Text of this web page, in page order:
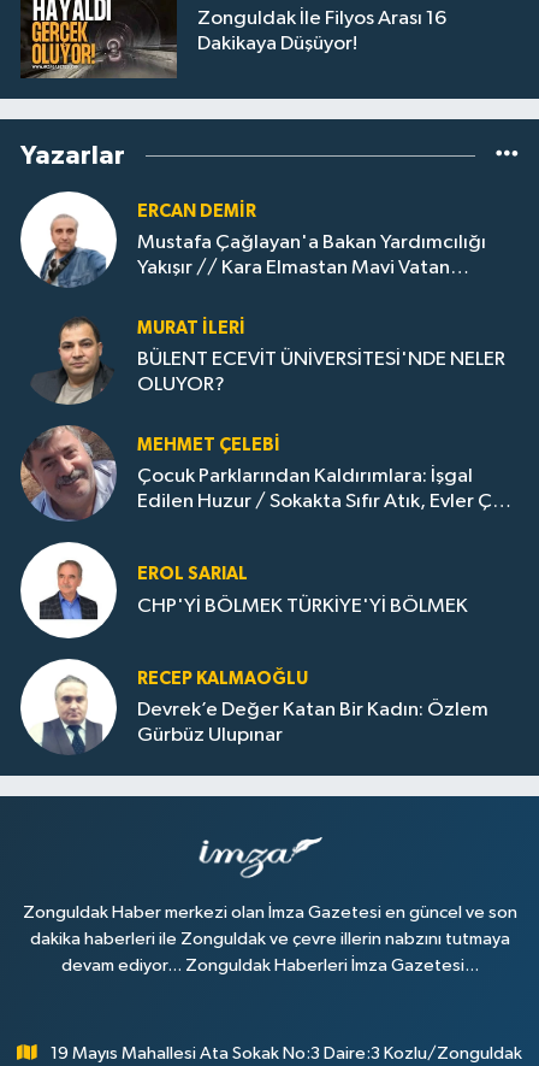
Zonguldak İle Filyos Arası 16
Dakikaya Düşüyor!
Yazarlar
ERCAN DEMIR
Mustafa Çağlayan'a Bakan Yardımcılığı
Yakışır // ​Kara Elmastan Mavi Vatan
MURAT İLERI
BÜLENT ECEVİT ÜNİVERSİTESİ'NDE NELER
OLUYOR?
MEHMET ÇELEBI
Çocuk Parklarından Kaldırımlara: İşgal
Edilen Huzur / Sokakta Sıfır Atık, Evler Çöp
EROL SARIAL
CHP'Yİ BÖLMEK TÜRKİYE'Yİ BÖLMEK
RECEP KALMAOĞLU
Devrek’e Değer Katan Bir Kadın: Özlem
Gürbüz Ulupınar
Zonguldak Haber merkezi olan İmza Gazetesi en güncel ve son
dakika haberleri ile Zonguldak ve çevre illerin nabzını tutmaya
devam ediyor... Zonguldak Haberleri İmza Gazetesi...
19 Mayıs Mahallesi Ata Sokak No:3 Daire:3 Kozlu/Zonguldak